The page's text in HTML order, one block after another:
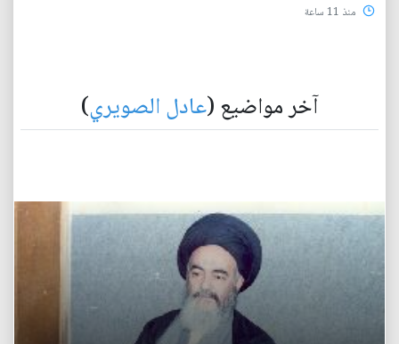
منذ 11 ساعة
آخر مواضيع (عادل الصويري)